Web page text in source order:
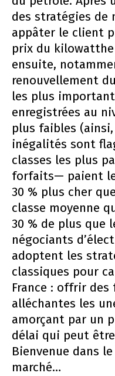
des stratégies de
appâter le client
prix du
ensuite,
renouvellement
les plus
enregistrées au
plus faibles
inégalités sont
classes les plus
forfaits— paient
30 % plus cher
classe moyenne
30 % de plus que
négociants
adoptent les
classiques pour
France : offrir
alléchantes les
amorçant par un
délai qui peut
Bienvenue dans
marché…